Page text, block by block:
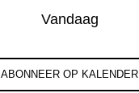
Vandaag
ABONNEER OP KALENDER